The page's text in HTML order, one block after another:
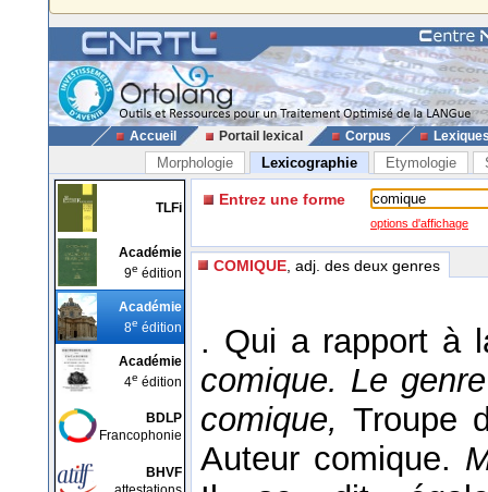
Accueil Portail lexical Corpus
Morphologie Lexicographie Etymologie
TLFi
Académie
9e édition
Académie
8e édition
Académie
4e édition
BDLP
Francophonie
BHVF
Entrez une forme
options d'affichage
COMIQUE , adj. des deux genres
. Qui a rapport à
comique. Le
comique, Troupe
Auteur comique.